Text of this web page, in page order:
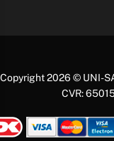
Copyright 2026 © UNI-
CVR: